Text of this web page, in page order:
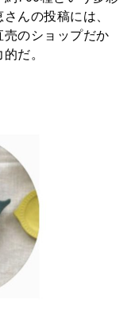
んの投稿には、
のショップだか
だ。